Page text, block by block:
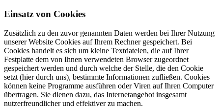
Einsatz von Cookies
Zusätzlich zu den zuvor genannten Daten werden bei Ihrer Nutzung
unserer Website Cookies auf Ihrem Rechner gespeichert. Bei
Cookies handelt es sich um kleine Textdateien, die auf Ihrer
Festplatte dem von Ihnen verwendeten Browser zugeordnet
gespeichert werden und durch welche der Stelle, die den Cookie
setzt (hier durch uns), bestimmte Informationen zufließen. Cookies
können keine Programme ausführen oder Viren auf Ihren Computer
übertragen. Sie dienen dazu, das Internetangebot insgesamt
nutzerfreundlicher und effektiver zu machen.